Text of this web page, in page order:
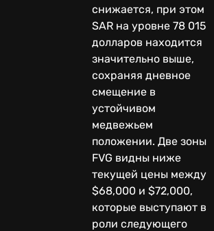
снижается, при этом
SAR на уровне 78 015
долларов находится
значительно выше,
сохраняя дневное
смещение в
устойчивом
медвежьем
положении. Две зоны
FVG видны ниже
текущей цены между
$68,000 и $72,000,
которые выступают в
роли следующего